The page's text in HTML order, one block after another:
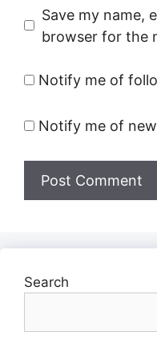
Save my name,
browser for the
Notify me of
Notify me of
Search